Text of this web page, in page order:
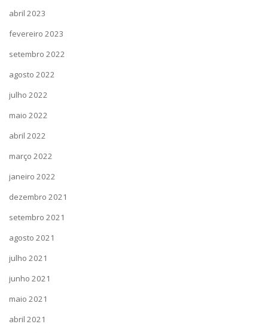
abril 2023
fevereiro 2023
setembro 2022
agosto 2022
julho 2022
maio 2022
abril 2022
março 2022
janeiro 2022
dezembro 2021
setembro 2021
agosto 2021
julho 2021
junho 2021
maio 2021
abril 2021